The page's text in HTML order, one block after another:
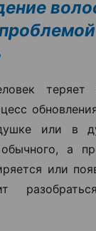
или в
а
или